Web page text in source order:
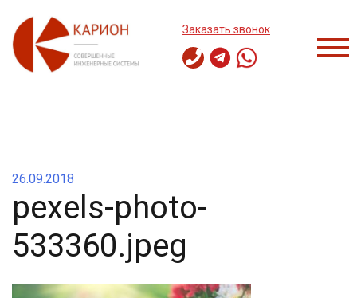
содержимому
Заказать звонок
26.09.2018
pexels-photo-
533360.jpeg